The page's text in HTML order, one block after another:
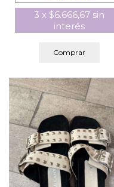
3 x $6.666,67 sin
interés
Comprar